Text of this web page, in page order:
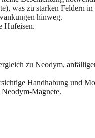
was zu starken Feldern
hinweg.
Hufeisen.
zu Neodym,
Handhabung und
Magnete.